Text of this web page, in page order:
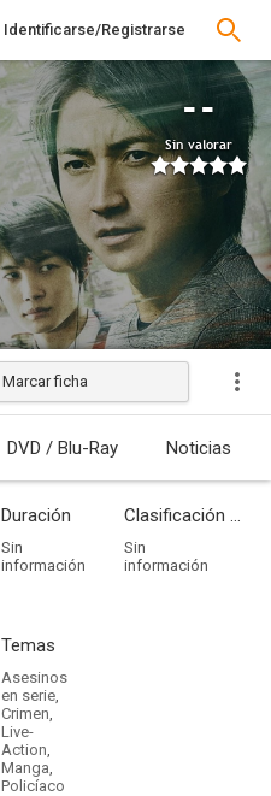
Identificarse/Registrarse
--
Sin valorar
Estrenada
Marcar ficha
DVD / Blu-Ray Noticias
Duración
Sin
información
Clasificación por edades
Sin
información
Temas
Asesinos
en serie,
Crimen,
Live-
Action,
Manga,
Policíaco